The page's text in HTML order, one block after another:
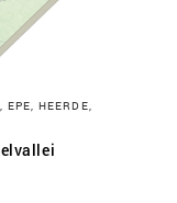
EPE, HEERDE,